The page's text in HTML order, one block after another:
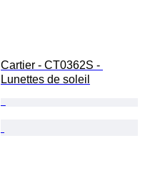
Cartier - CT0362S -
Lunettes de soleil